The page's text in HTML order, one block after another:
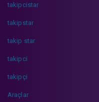
takipcistar
takipstar
takip star
takipci
takipçi
Araçlar